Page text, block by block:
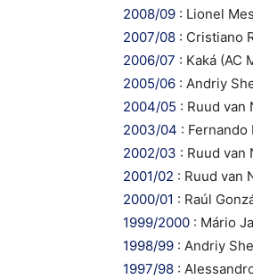
2008/09 : Lionel
2007/08 : Cristiano
2006/07 : Kaká (AC
2005/06 : Andriy
2004/05 : Ruud van
2003/04 :
2002/03 : Ruud van
2001/02 : Ruud van
2000/01 : Raúl
1999/2000 : Mário
1998/99 : Andriy
1997/98 :